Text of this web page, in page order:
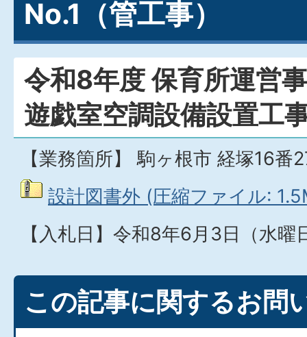
No.1（管工事）
令和8年度 保育所運営
遊戯室空調設備設置工
【業務箇所】 駒ヶ根市 経塚16番
設計図書外 (圧縮ファイル:
【入札日】令和8年6月3日（水曜
この記事に関するお問